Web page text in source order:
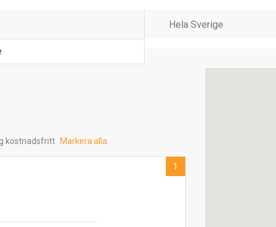
kostnadsfritt Markera alla
1